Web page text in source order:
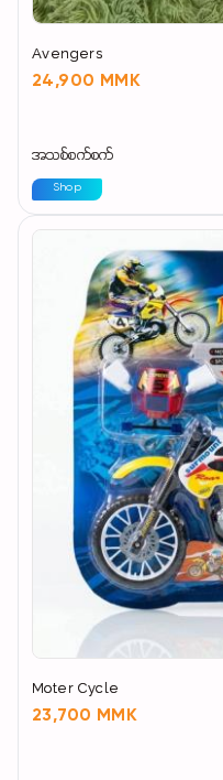
Avengers
24,900 MMK
အသစ်စက်စက်
Shop
Moter Cycle
23,700 MMK